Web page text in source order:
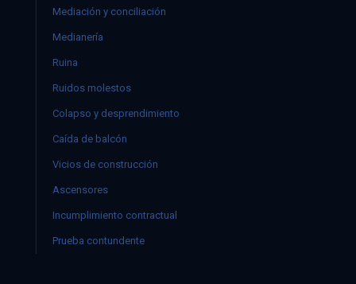
Mediación y conciliación
Medianería
Ruina
Ruidos molestos
Colapso y desprendimiento
Caída de balcón
Vicios de construcción
Ascensores
Incumplimiento contractual
Prueba contundente